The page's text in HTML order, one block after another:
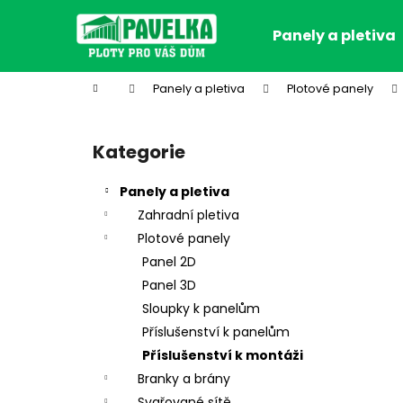
Panely a pletiva
Domů Panely a pletiva Plotové panely
Přeskočit
kategorie
Kategorie
Panely a pletiva
Zahradní pletiva
Plotové panely
Panel 2D
Panel 3D
Sloupky k panelům
Příslušenství k panelům
Příslušenství k montáži
Branky a brány
í
Zpět
do
Zpět
do